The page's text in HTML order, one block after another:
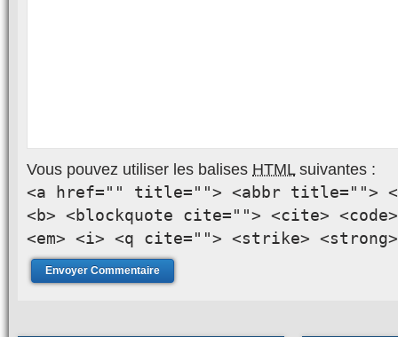
Vous pouvez utiliser les balises HTMLsuivantes :
<a href="" title=""> <abbr title="">
<b> <blockquote cite=""> <cite>
<em> <i> <q cite=""> <strike> <strong>